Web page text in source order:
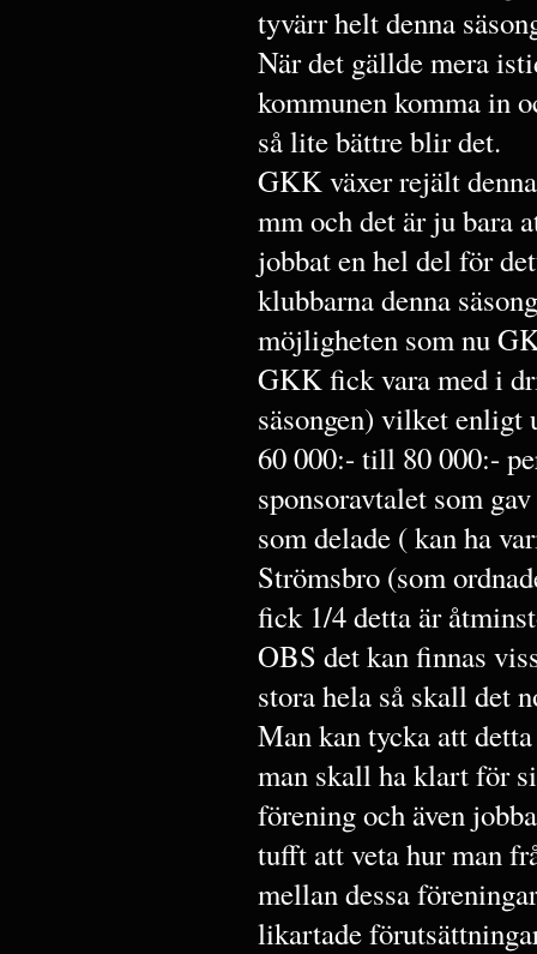
tyvärr helt denna
När det gällde mera
kommunen komma in
så lite bättre blir det.
GKK växer rejält
mm och det är ju bara
jobbat en hel del för
klubbarna denna
möjligheten som nu
GKK fick vara med i
säsongen) vilket
60 000:- till 80 000:-
sponsoravtalet som
som delade ( kan ha
Strömsbro (som
fick 1/4 detta är
OBS det kan finnas
stora hela så skall det
Man kan tycka att
man skall ha klart för
förening och även
tufft att veta hur man
mellan dessa
likartade